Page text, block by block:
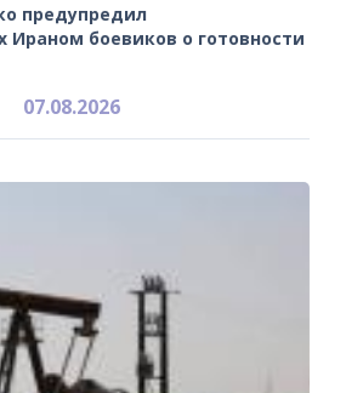
предупредил
боевиков о готовности
07.08.2026